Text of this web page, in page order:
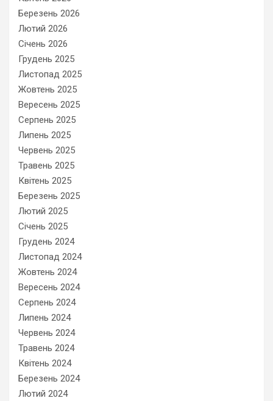
Березень 2026
Лютий 2026
Січень 2026
Грудень 2025
Листопад 2025
Жовтень 2025
Вересень 2025
Серпень 2025
Липень 2025
Червень 2025
Травень 2025
Квітень 2025
Березень 2025
Лютий 2025
Січень 2025
Грудень 2024
Листопад 2024
Жовтень 2024
Вересень 2024
Серпень 2024
Липень 2024
Червень 2024
Травень 2024
Квітень 2024
Березень 2024
Лютий 2024